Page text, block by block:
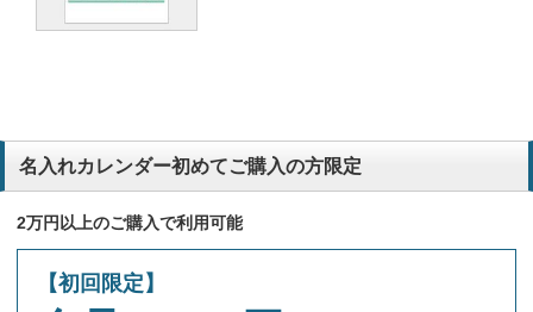
名入れカレンダー初めてご購入の方限定
2万円以上のご購入で利用可能
【初回限定】